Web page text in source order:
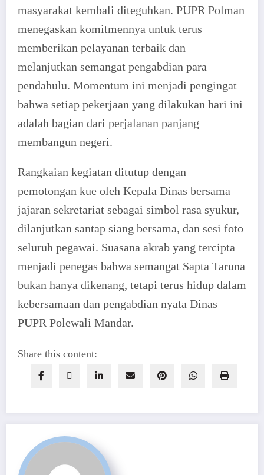
masyarakat kembali diteguhkan. PUPR Polman
menegaskan komitmennya untuk terus
memberikan pelayanan terbaik dan
melanjutkan semangat pengabdian para
pendahulu. Momentum ini menjadi pengingat
bahwa setiap pekerjaan yang dilakukan hari ini
adalah bagian dari perjalanan panjang
membangun negeri.
Rangkaian kegiatan ditutup dengan
pemotongan kue oleh Kepala Dinas bersama
jajaran sekretariat sebagai simbol rasa syukur,
dilanjutkan santap siang bersama, dan sesi foto
seluruh pegawai. Suasana akrab yang tercipta
menjadi penegas bahwa semangat Sapta Taruna
bukan hanya dikenang, tetapi terus hidup dalam
kebersamaan dan pengabdian nyata Dinas
PUPR Polewali Mandar.
Share this content: